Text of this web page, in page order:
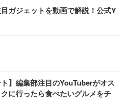
目ガジェットを動画で解説！公式Y
ト】編集部注目のYouTuberがオス
に行ったら食べたいグルメをチ